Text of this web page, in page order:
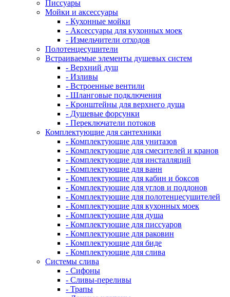
Писсуары
Мойки и аксессуары
- Кухонные мойки
- Аксессуары для кухонных моек
- Измельчители отходов
Полотенцесушители
Встраиваемые элементы душевых систем
- Верхний душ
- Изливы
- Встроенные вентили
- Шланговые подключения
- Кронштейны для верхнего душа
- Душевые форсунки
- Переключатели потоков
Комплектующие для сантехники
- Комплектующие для унитазов
- Комплектующие для смесителей и кранов
- Комплектующие для инсталляций
- Комплектующие для ванн
- Комплектующие для кабин и боксов
- Комплектующие для углов и поддонов
- Комплектующие для полотенцесушителей
- Комплектующие для кухонных моек
- Комплектующие для душа
- Комплектующие для писсуаров
- Комплектующие для раковин
- Комплектующие для биде
- Комплектующие для слива
Системы слива
- Сифоны
- Сливы-переливы
- Трапы